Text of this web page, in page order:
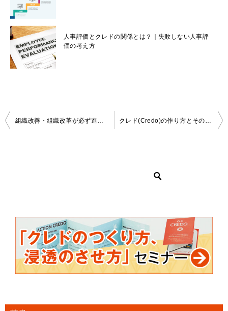
人事評価とクレドの関係とは？｜失敗しない人事評
価の考え方
投